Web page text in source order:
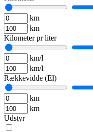
km
km
Kilometer pr liter
km/l
km/l
Rækkevidde (El)
km
km
Udstyr